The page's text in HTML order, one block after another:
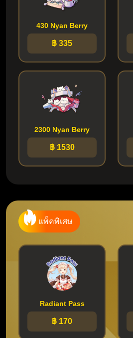
430 Nyan Berry
฿ 335
2300 Nyan Berry
฿ 1530
แพ็คพิเศษ
Radiant Pass
฿ 170